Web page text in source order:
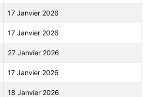
17 Janvier 2026
17 Janvier 2026
27 Janvier 2026
17 Janvier 2026
18 Janvier 2026